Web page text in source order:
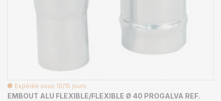
Expédié sous 10/15 jours
EMBOUT ALU FLEXIBLE/FLEXIBLE Ø 40 PROGALVA REF.